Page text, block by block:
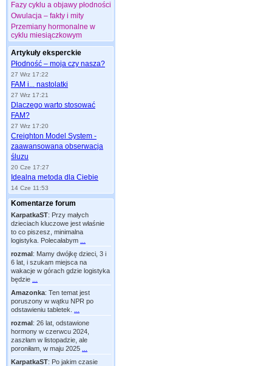
Fazy cyklu a objawy płodności
Owulacja – fakty i mity
Przemiany hormonalne w
cyklu miesiączkowym
Artykuły eksperckie
Płodność – moja czy nasza?
27 Wrz 17:22
FAM i... nastolatki
27 Wrz 17:21
Dlaczego warto stosować
FAM?
27 Wrz 17:20
Creighton Model System -
zaawansowana obserwacja
śluzu
20 Cze 17:27
Idealna metoda dla Ciebie
14 Cze 11:53
Komentarze forum
KarpatkaST: Przy małych
dzieciach kluczowe jest właśnie
to co piszesz, minimalna
logistyka. Polecałabym
rozmal: Mamy dwójkę dzieci, 3 i
6 lat, i szukam miejsca na
wakacje w górach gdzie logistyka
będzie
Amazonka: Ten temat jest
poruszony w wątku NPR po
odstawieniu tabletek.
rozmal: 26 lat, odstawione
hormony w czerwcu 2024,
zaszłam w listopadzie, ale
poroniłam, w maju 2025
KarpatkaST: Po jakim czasie